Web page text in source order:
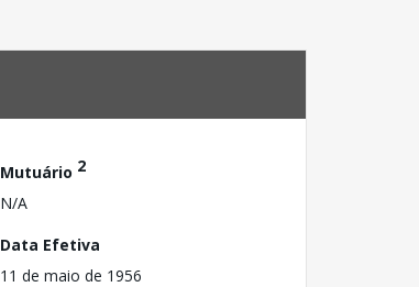
Mutuário 2
N/A
Data Efetiva
11 de maio de 1956